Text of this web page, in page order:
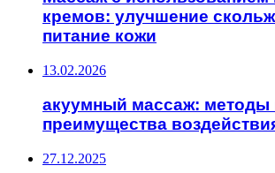
кремов: улучшение
питание кожи
13.02.2026
акуумный массаж: методы
преимущества
27.12.2025